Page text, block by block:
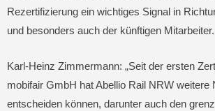
Rezertifizierung ein wichtiges Signal in
und besonders auch der künftigen Mitarbeiter.
Karl-Heinz Zimmermann: „Seit der ersten
mobifair GmbH hat Abellio Rail NRW weitere
entscheiden können, darunter auch den